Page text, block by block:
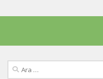
Arama: